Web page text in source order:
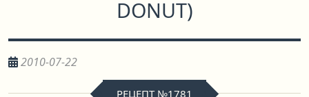
DONUT)
2010-07-22
РЕЦЕПТ №1781